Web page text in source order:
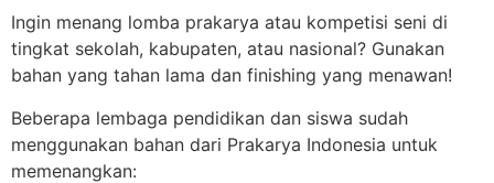
Ingin menang lomba prakarya atau kompetisi seni di
tingkat sekolah, kabupaten, atau nasional? Gunakan
bahan yang tahan lama dan finishing yang menawan!
Beberapa lembaga pendidikan dan siswa sudah
menggunakan bahan dari Prakarya Indonesia untuk
memenangkan: